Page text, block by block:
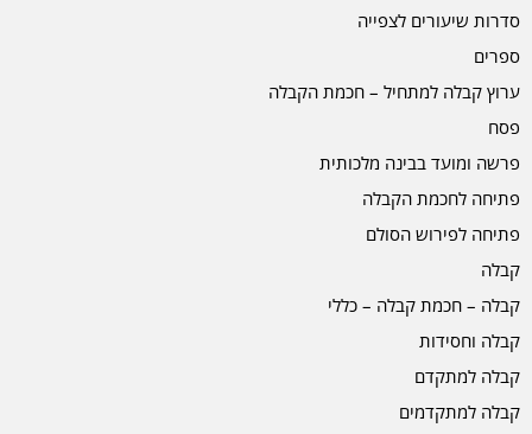
סדרות שיעורים לצפייה
ספרים
ערוץ קבלה למתחיל – חכמת הקבלה
פסח
פרשה ומועד בבינה מלכותית
פתיחה לחכמת הקבלה
פתיחה לפירוש הסולם
קבלה
קבלה – חכמת קבלה – כללי
קבלה וחסידות
קבלה למתקדם
קבלה למתקדמים